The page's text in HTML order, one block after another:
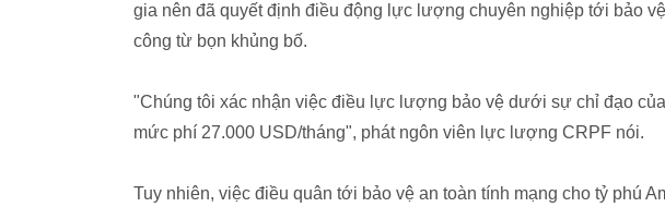
gia nên đã quyết định điều động lực lượng chuyên nghiệp tới bảo
công từ bọn khủng bố.
"Chúng tôi xác nhận việc điều lực lượng bảo vệ dưới sự chỉ đạo
mức phí 27.000 USD/tháng", phát ngôn viên lực lượng CRPF nói.
Tuy nhiên, việc điều quân tới bảo vệ an toàn tính mạng cho tỷ phú